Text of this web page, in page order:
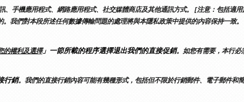
、手機應用程式、網路應用程式、社交媒體商店及其他通訊方式。 [注意：包括適
我們對本段所述任何數據傳輸問題的處理將與本隱私政策中提供的內容保持一致。
的權利及選擇」一節所載的程序選擇退出我們的直接促銷。如您有需要，本行必
行銷。我們的直接行銷內容可能有幾種形式，包括但不限於行銷郵件、電子郵件和